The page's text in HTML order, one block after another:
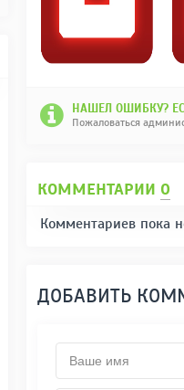
НАШЕЛ ОШИБКУ?
Пожаловаться
КОММЕНТАРИИ 0
Комментариев пока
ДОБАВИТЬ